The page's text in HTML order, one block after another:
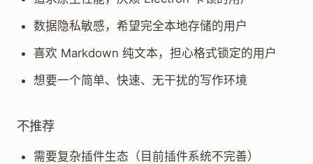
数据隐私敏感，希望完全本地存储的用户
喜欢 Markdown 纯文本，担心格式锁定的用户
想要一个简单、快速、无干扰的写作环境
不推荐
需要复杂插件生态（目前插件系统不完善）